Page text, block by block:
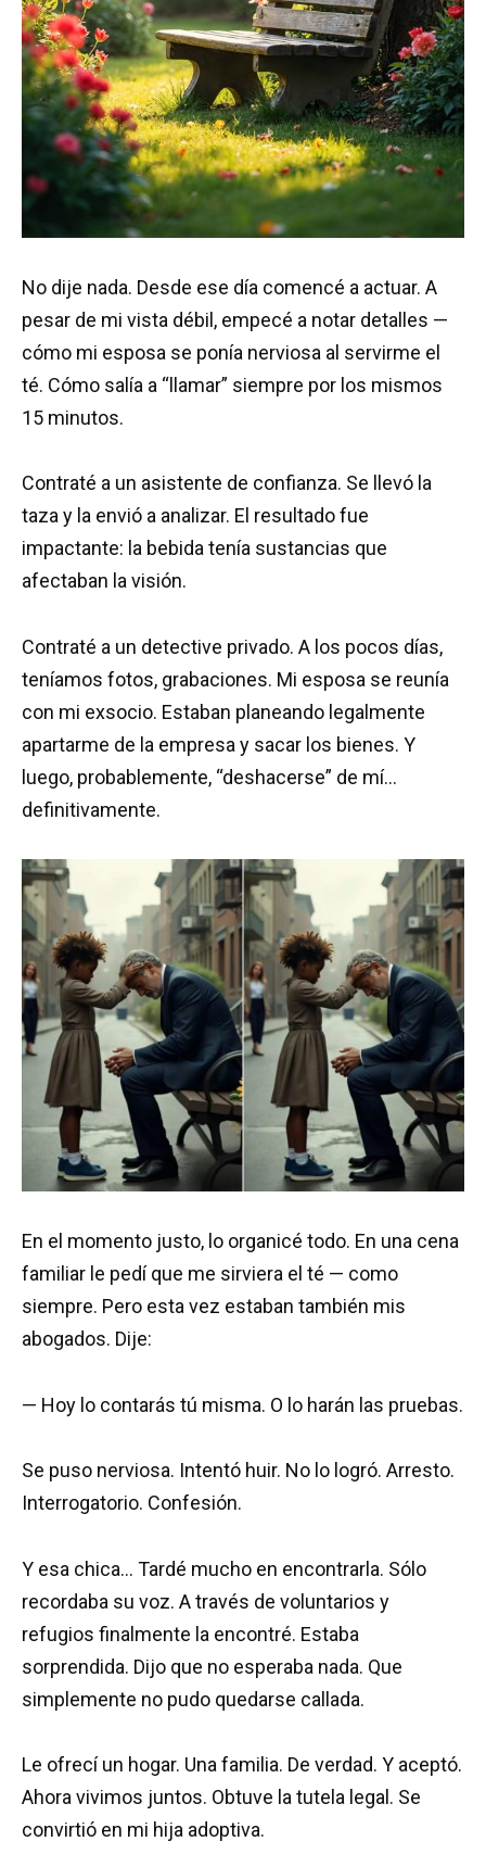
No dije nada. Desde ese día comencé a actuar. A
pesar de mi vista débil, empecé a notar detalles —
cómo mi esposa se ponía nerviosa al servirme el
té. Cómo salía a “llamar” siempre por los mismos
15 minutos.
Contraté a un asistente de confianza. Se llevó la
taza y la envió a analizar. El resultado fue
impactante: la bebida tenía sustancias que
afectaban la visión.
Contraté a un detective privado. A los pocos días,
teníamos fotos, grabaciones. Mi esposa se reunía
con mi exsocio. Estaban planeando legalmente
apartarme de la empresa y sacar los bienes. Y
luego, probablemente, “deshacerse” de mí…
definitivamente.
En el momento justo, lo organicé todo. En una cena
familiar le pedí que me sirviera el té — como
siempre. Pero esta vez estaban también mis
abogados. Dije:
— Hoy lo contarás tú misma. O lo harán las pruebas.
Se puso nerviosa. Intentó huir. No lo logró. Arresto.
Interrogatorio. Confesión.
Y esa chica… Tardé mucho en encontrarla. Sólo
recordaba su voz. A través de voluntarios y
refugios finalmente la encontré. Estaba
sorprendida. Dijo que no esperaba nada. Que
simplemente no pudo quedarse callada.
Le ofrecí un hogar. Una familia. De verdad. Y aceptó.
Ahora vivimos juntos. Obtuve la tutela legal. Se
convirtió en mi hija adoptiva.